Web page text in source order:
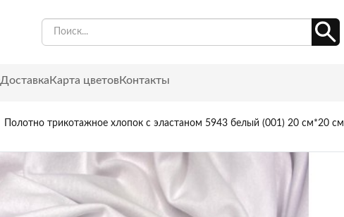
Доставка Карта цветовКонтакты
Полотно трикотажное хлопок с эластаном 5943 белый (001) 20 см*20 см